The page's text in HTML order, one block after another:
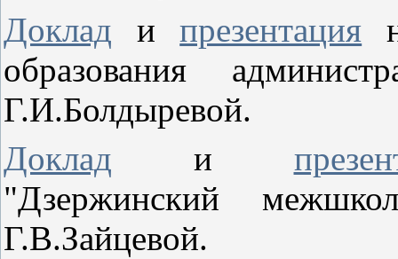
Доклад ипрезентация
образования
Г.И.Болдыревой.
Доклад и
"Дзержинский
Г.В.Зайцевой.